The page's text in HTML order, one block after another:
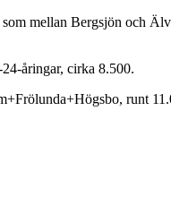
mellan Bergsjön och
åringar, cirka 8.500.
runt